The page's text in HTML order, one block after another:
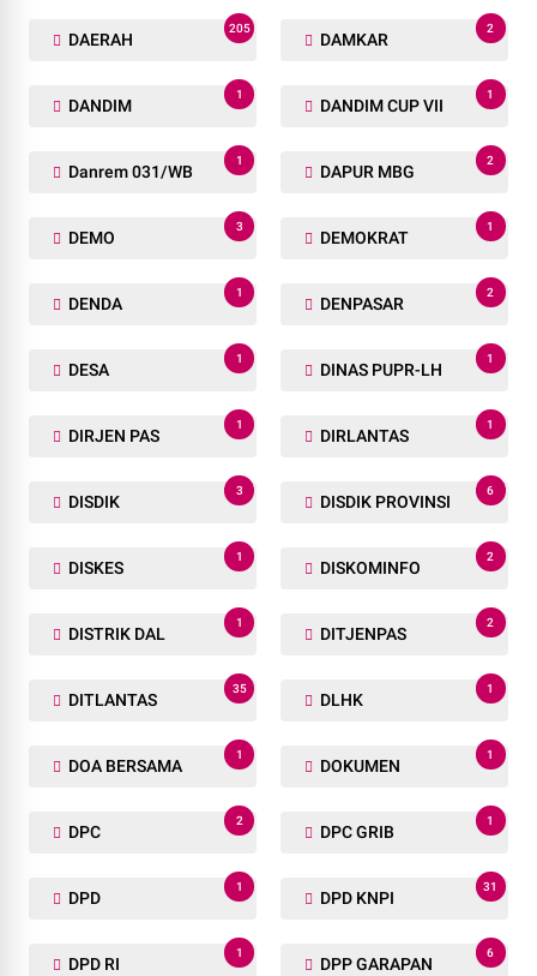
DAERAH
205
DAMKAR
2
DANDIM
1
DANDIM CUP VII
1
Danrem 031/WB
1
DAPUR MBG
2
DEMO
3
DEMOKRAT
1
DENDA
1
DENPASAR
2
DESA
1
DINAS PUPR-LH
1
DIRJEN PAS
1
DIRLANTAS
1
DISDIK
3
DISDIK PROVINSI
6
DISKES
1
DISKOMINFO
2
DISTRIK DAL
1
DITJENPAS
2
DITLANTAS
35
DLHK
1
DOA BERSAMA
1
DOKUMEN
1
DPC
2
DPC GRIB
1
DPD
1
DPD KNPI
31
DPD RI
1
DPP GARAPAN
6